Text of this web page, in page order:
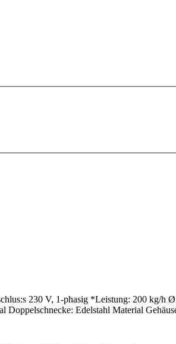
230 V, 1-phasig *Leistung: 200 kg/
Edelstahl Material